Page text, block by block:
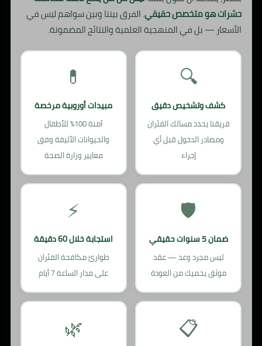
حشرات هو متخصص حقيقي. الفرق بيننا وبين سواهم ليس في
الأسعار — بل في المنهجية العلمية والنتائج المضمونة.
🔍
كشف وتشخيص دقيق
فريقنا يحدد مسالك الفئران
ومصادر الدخول قبل أي
إجراء
💊
مبيدات أوروبية مرخصة
آمنة 100% للأطفال
والحيوانات الأليفة وفق
معايير وزارة الصحة
🛡️
ضمان 5 سنوات حقيقي
ليس مجرد وعد — عقد
موثق يحميك من العودة
⚡
استجابة خلال 60 دقيقة
طوارئ مكافحة الفئران
على مدار الساعة 7 أيام
📋
🌿